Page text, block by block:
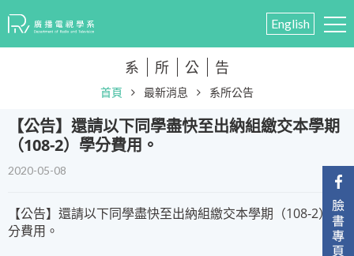
English
系 所 公 告
首頁 最新消息 系所公告
【公告】還請以下同學盡快至出納組繳交本學期
（108-2）學分費用。
2020-05-08
【公告】還請以下同學盡快至出納組繳交本學期（108-2）學
分費用。